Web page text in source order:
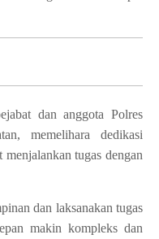
dan anggota Polres
memelihara dedikasi
tugas dengan
dan laksanakan tugas
makin kompleks dan